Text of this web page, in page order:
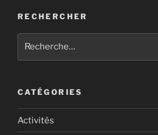
RECHERCHER
CATÉGORIES
Activités